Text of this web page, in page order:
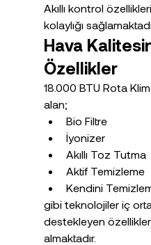
Akıllı kontrol
kolaylığı
Hava
Özellikler
18.000 BTU Rota
alan;
Bio Filtre
İyonizer
Akıllı Toz Tutma
Aktif Temizleme
Kendini
gibi teknolojiler iç
destekleyen
almaktadır.